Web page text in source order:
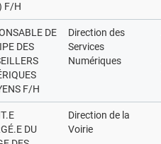
F/H
DE
DES
F/H
Direction des
Services
Numériques
DU
Direction de la
Voirie